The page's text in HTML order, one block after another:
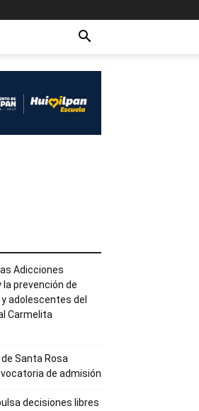
Adicciones
prevención de
adolescentes del
Carmelita
Santa Rosa
de admisión
decisiones libres